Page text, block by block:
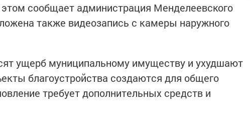
сообщает администрация Менделеевского
также видеозапись с камеры наружного
ущерб муниципальному имуществу и ухудшают
благоустройства создаются для общего
требует дополнительных средств и